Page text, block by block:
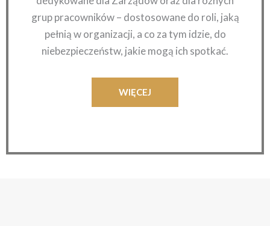
grup pracowników – dostosowane do roli, jaką
pełnią w organizacji, a co za tym idzie, do
niebezpieczeństw, jakie mogą ich spotkać.
WIĘCEJ